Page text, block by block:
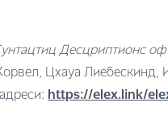
Десцриптионс
Цхаyа
https://elex.link/